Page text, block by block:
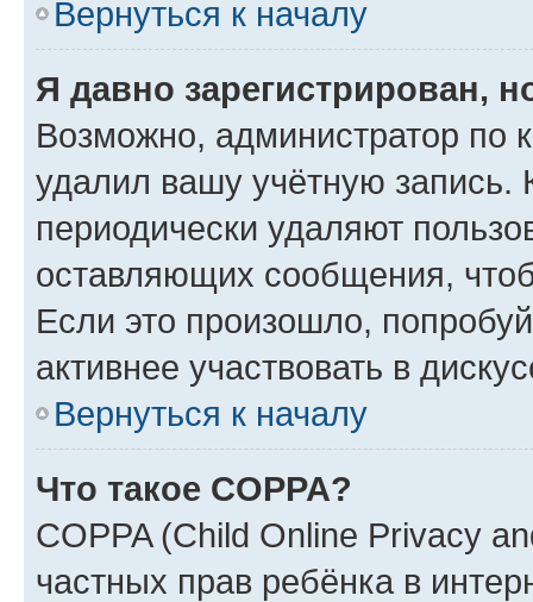
Вернуться к началу
Я давно зарегистрирован,
Возможно, администратор по
удалил вашу учётную запись.
периодически удаляют
оставляющих сообщения,
Если это произошло,
активнее участвовать в
Вернуться к началу
Что такое COPPA?
COPPA (Child Online Privacy
частных прав ребёнка в